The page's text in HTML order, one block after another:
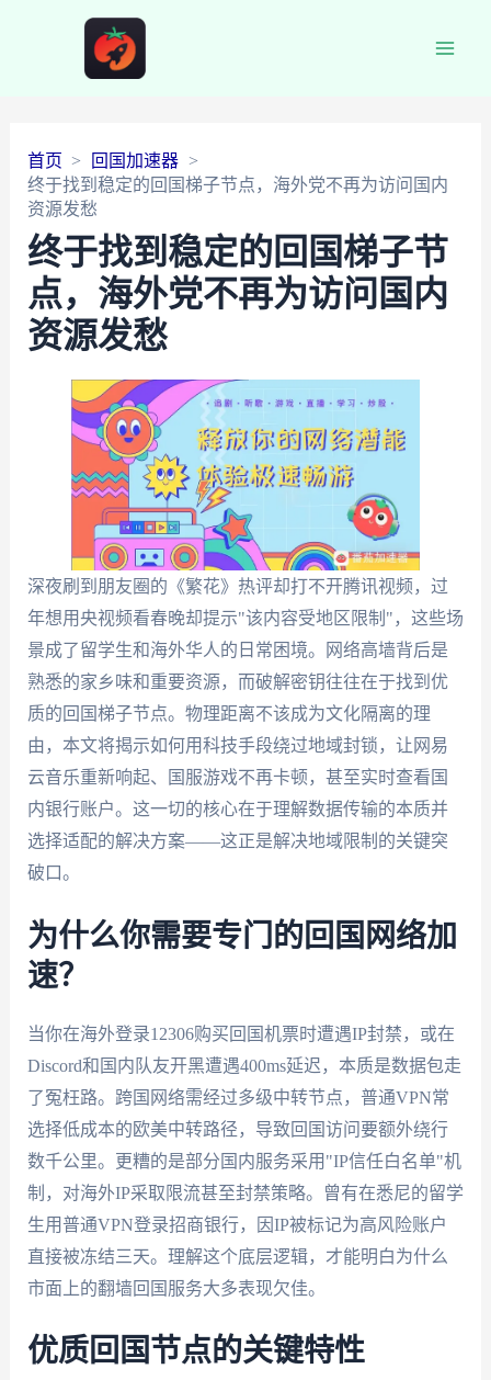
首页
回国加速器
终于找到稳定的回国梯子节点，海外党不再为访问国内
资源发愁
终于找到稳定的回国梯子节
点，海外党不再为访问国内
资源发愁
深夜刷到朋友圈的《繁花》热评却打不开腾讯视频，过
年想用央视频看春晚却提示"该内容受地区限制"，这些场
景成了留学生和海外华人的日常困境。网络高墙背后是
熟悉的家乡味和重要资源，而破解密钥往往在于找到优
质的回国梯子节点。物理距离不该成为文化隔离的理
由，本文将揭示如何用科技手段绕过地域封锁，让网易
云音乐重新响起、国服游戏不再卡顿，甚至实时查看国
内银行账户。这一切的核心在于理解数据传输的本质并
选择适配的解决方案——这正是解决地域限制的关键突
破口。
为什么你需要专门的回国网络加
速？
当你在海外登录12306购买回国机票时遭遇IP封禁，或在
Discord和国内队友开黑遭遇400ms延迟，本质是数据包走
了冤枉路。跨国网络需经过多级中转节点，普通VPN常
选择低成本的欧美中转路径，导致回国访问要额外绕行
数千公里。更糟的是部分国内服务采用"IP信任白名单"机
制，对海外IP采取限流甚至封禁策略。曾有在悉尼的留学
生用普通VPN登录招商银行，因IP被标记为高风险账户
直接被冻结三天。理解这个底层逻辑，才能明白为什么
市面上的翻墙回国服务大多表现欠佳。
优质回国节点的关键特性